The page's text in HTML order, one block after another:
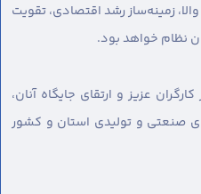
زمینه‌ساز رشد اقتصادی، تقویت
نظام خواهد بود.
عزیز و ارتقای جایگاه آنان،
صنعتی و تولیدی استان و کشور